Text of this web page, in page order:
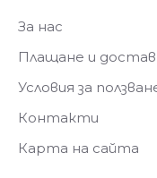
За нас
Плащане и
Условия за
Контакти
Карта на сайта